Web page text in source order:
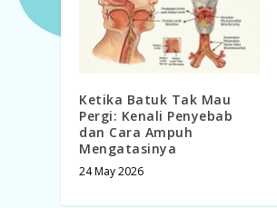
Ketika Batuk Tak Mau
Pergi: Kenali Penyebab
dan Cara Ampuh
Mengatasinya
24 May 2026